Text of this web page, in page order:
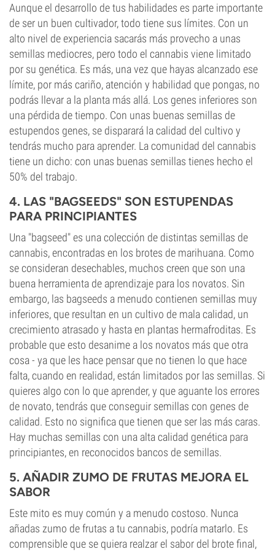
Aunque el desarrollo de tus habilidades es parte importante
de ser un buen cultivador, todo tiene sus límites. Con un
alto nivel de experiencia sacarás más provecho a unas
semillas mediocres, pero todo el cannabis viene limitado
por su genética. Es más, una vez que hayas alcanzado ese
límite, por más cariño, atención y habilidad que pongas, no
podrás llevar a la planta más allá. Los genes inferiores son
una pérdida de tiempo. Con unas buenas semillas de
estupendos genes, se disparará la calidad del cultivo y
tendrás mucho para aprender. La comunidad del cannabis
tiene un dicho: con unas buenas semillas tienes hecho el
50% del trabajo.
4. LAS "BAGSEEDS" SON ESTUPENDAS
PARA PRINCIPIANTES
Una "bagseed" es una colección de distintas semillas de
cannabis, encontradas en los brotes de marihuana. Como
se consideran desechables, muchos creen que son una
buena herramienta de aprendizaje para los novatos. Sin
embargo, las bagseeds a menudo contienen semillas muy
inferiores, que resultan en un cultivo de mala calidad, un
crecimiento atrasado y hasta en plantas hermafroditas. Es
probable que esto desanime a los novatos más que otra
cosa - ya que les hace pensar que no tienen lo que hace
falta, cuando en realidad, están limitados por las semillas. Si
quieres algo con lo que aprender, y que aguante los errores
de novato, tendrás que conseguir semillas con genes de
calidad. Esto no significa que tienen que ser las más caras.
Hay muchas semillas con una alta calidad genética para
principiantes, en reconocidos bancos de semillas.
5. AÑADIR ZUMO DE FRUTAS MEJORA EL
SABOR
Este mito es muy común y a menudo costoso. Nunca
añadas zumo de frutas a tu cannabis, podría matarlo. Es
comprensible que se quiera realzar el sabor del brote final,